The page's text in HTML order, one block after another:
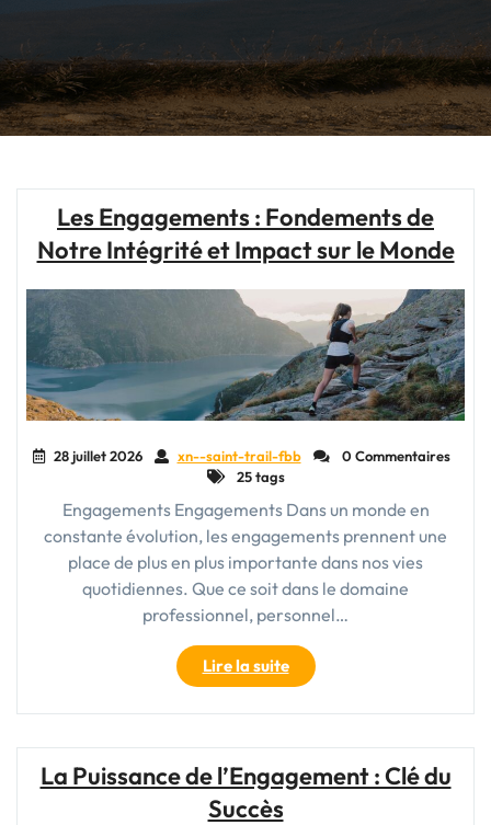
Les Engagements : Fondements de
Notre Intégrité et Impact sur le Monde
28 juillet 2026 xn--saint-trail-fbb
0 Commentaires
25 tags
Engagements Engagements Dans un monde en
constante évolution, les engagements prennent une
place de plus en plus importante dans nos vies
quotidiennes. Que ce soit dans le domaine
professionnel, personnel…
Lire la suite"Les
Engagements
:
Notre
La Puissance de l’Engagement : Clé du
Succès